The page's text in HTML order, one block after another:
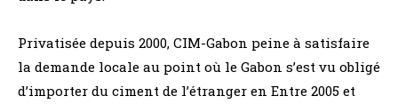
Privatisée depuis 2000, CIM-Gabon peine à satisfaire
la demande locale au point où le Gabon s’est vu obligé
d’importer du ciment de l’étranger en Entre 2005 et